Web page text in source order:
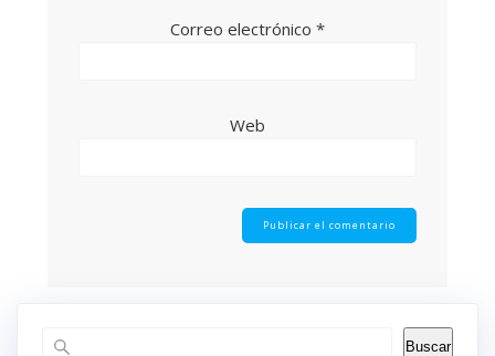
Correo electrónico *
Web
Buscar